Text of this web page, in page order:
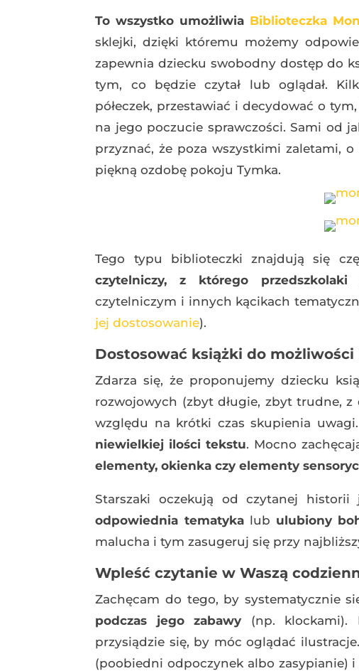
To wszystko umożliwia Biblioteczka
sklejki, dzięki któremu możemy
zapewnia dziecku swobodny dostęp do
tym, co będzie czytał lub oglądał.
półeczek, przestawiać i decydować o
na jego poczucie sprawczości. Sami od
przyznać, że poza wszystkimi zaletami,
piękną ozdobę pokoju Tymka.
Tego typu biblioteczki znajdują się
czytelniczy, z którego przedszkolaki
czytelniczym i innych kącikach
jej dostosowanie).
Dostosować książki do
Zdarza się, że proponujemy dziecku
rozwojowych (zbyt długie, zbyt trudne, z
względu na krótki czas skupienia uwagi.
niewielkiej ilości tekstu. Mocno
elementy, okienka czy elementy
Starszaki oczekują od czytanej
odpowiednia tematykalub ulubiony
malucha i tym zasugeruj się przy
Wpleść czytanie w Waszą
Zachęcam do tego, by systematycznie
podczas jego zabawy (np. klockami).
przysiądzie się, by móc oglądać
(poobiedni odpoczynek albo zasypianie)